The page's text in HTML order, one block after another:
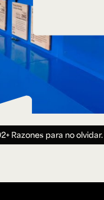
Razones para no